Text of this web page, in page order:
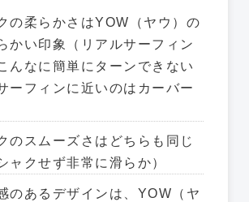
の柔らかさはYOW（ヤウ）の
かい印象（リアルサーフィン
んなに簡単にターンできない
ーフィンに近いのはカーバー
のスムーズさはどちらも同じ
ャクせず非常に滑らか）
のあるデザインは、YOW（ヤ